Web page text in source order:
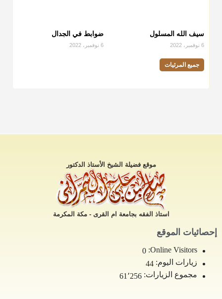
سيف الله المسلول
6 نوفمبر، 2022
ضوابط في الجدال
6 نوفمبر، 2022
جميع المرئيات
موقع فضيلة الشيخ الأستاذ الدكتور
استاذ الفقه بجامعة ام القرى - مكة المكرمة
إحصائيات الموقع
Online Visitors:
0
زيارات اليوم: 44
مجموع الزيارات: 61٬256